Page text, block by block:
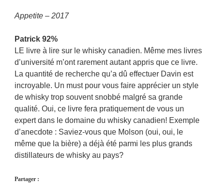
Appetite – 2017
Patrick 92%
LE livre à lire sur le whisky canadien. Même mes livres
d’université m’ont rarement autant appris que ce livre.
La quantité de recherche qu’a dû effectuer Davin est
incroyable. Un must pour vous faire apprécier un style
de whisky trop souvent snobbé malgré sa grande
qualité. Oui, ce livre fera pratiquement de vous un
expert dans le domaine du whisky canadien! Exemple
d’anecdote : Saviez-vous que Molson (oui, oui, le
même que la bière) a déjà été parmi les plus grands
distillateurs de whisky au pays?
Partager :